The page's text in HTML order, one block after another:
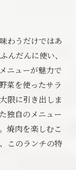
わうだけではあ
んだんに使い、
ニューが魅力で
菜を使ったサラ
限に引き出しま
独自のメニュー
焼肉を楽しむこ
このランチの特